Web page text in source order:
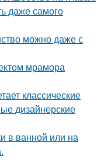
даже самого
можно даже с
мрамора
классические
дизайнерские
в ванной или на